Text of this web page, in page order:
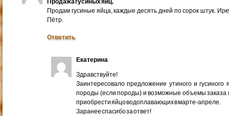
Продам гусиные яйца, каждые десять дней по сорок штук.
Пётр.
Ответить
Екатерина
Здравствуйте!
Заинтересовало предложение утиного и
породы (если породы) и возможные объемы заказа
приобрести яйцо водоплавающих в марте-апреле.
Заранее спасибо за ответ!